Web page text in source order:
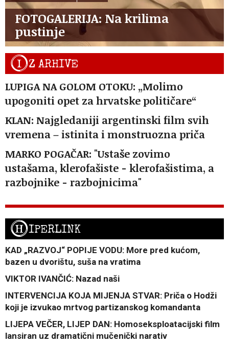
FOTOGALERIJA: Na krilima
pustinje
IZ ARHIVE
LUPIGA NA GOLOM OTOKU: „Molimo
upogoniti opet za hrvatske političare“
KLAN: Najgledaniji argentinski film svih
vremena – istinita i monstruozna priča
MARKO POGAČAR: "Ustaše zovimo
ustašama, klerofašiste - klerofašistima, a
razbojnike - razbojnicima"
HIPERLINK
KAD „RAZVOJ“ POPIJE VODU: More pred kućom,
bazen u dvorištu, suša na vratima
VIKTOR IVANČIĆ: Nazad naši
INTERVENCIJA KOJA MIJENJA STVAR: Priča o Hodži
koji je izvukao mrtvog partizanskog komandanta
LIJEPA VEČER, LIJEP DAN: Homoseksploatacijski film
lansiran uz dramatični mučenički narativ